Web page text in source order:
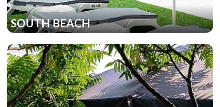
SOUTH BEACH